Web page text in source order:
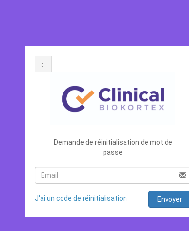
←
Demande de réinitialisation de mot de
passe
J'ai un code de réinitialisation Envoyer